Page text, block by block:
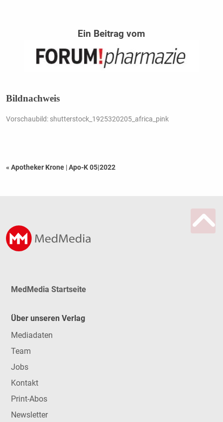
Ein Beitrag vom
Bildnachweis
Vorschaubild: shutterstock_1925320205_africa_pink
« Apotheker Krone |Apo-K 05|2022
MedMedia Startseite
Über unseren Verlag
Mediadaten
Team
Jobs
Kontakt
Print-Abos
Newsletter